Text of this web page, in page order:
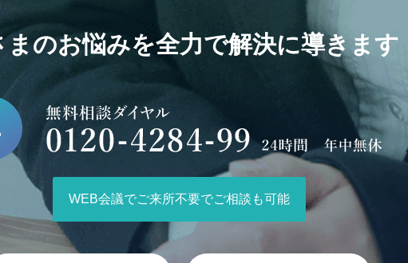
まのお悩みを全力で解決に導きます
WEB会議でご来所不要でご相談も可能